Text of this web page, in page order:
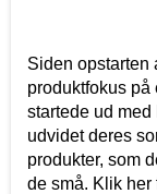
Siden opstarten
produktfokus på
startede ud
udvidet deres
produkter, som
de små. Klik her